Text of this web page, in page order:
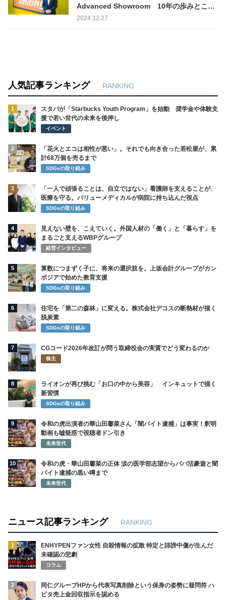
Advanced Showroom 10年の歩みとこれ
から
2024.12.27
人気記事ランキング RANKING
1
スタバが「Starbucks Youth Program」を始動 奨学金や体験支
援で若い世代の未来を後押し
イベント
2
「花火とエコは相性が悪い」。それでも向き合った若松屋が、累
計68万個を売るまで
SDGsの取り組み
3
「一人で頑張ることは、自立ではない」看護師を支えることが、
医療を守る。バリューメディカルが病院に持ち込んだ視点
SDGsの取り組み
4
見えない壁を、こえていく。外国人材の「働く」と「暮らす」を
まるごと支えるWBPグループ
経営インタビュー
5
算数につまずく子に、将来の選択肢を。上坂会計グループがカン
ボジアで始めた教育支援
SDGsの取り組み
6
住宅を「第二の森林」に変える。株式会社デコスの断熱材が描く
脱炭素
SDGsの取り組み
7 CGコード2026年改訂が問う取締役会の実質でどう変わるのか
株主
8
ライオンが再び挑む「お口の中から美容」 インキュットで描く
新習慣
SDGsの取り組み
9
令和の虎出演者の華山田馨菜さん「闇バイト逮捕」は事実！釈明
動画も嘘疑惑で視聴者ドン引き
未来世代
10
令和の虎・華山田馨菜の正体 涙の医学部志望からパパ活豪遊と闇
バイト逮捕の黒い噂まで
未来世代
ニュース記事ランキング RANKING
1
ENHYPENファン女性 自殺情報の拡散 特定と誹謗中傷が生んだ
未確認の悲劇
コラム
2
同仁グループHPから代表写真削除という保身の姿勢に疑問符 ハ
ビタ売上金回収指示を認める